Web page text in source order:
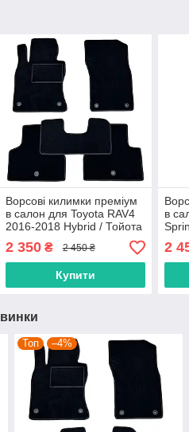
Ворсові килимки преміум
в салон для Toyota RAV4
2016-2018 Hybrid / Тойота
Рав4 килимки
2 350₴ 2 450 ₴
Купити
в
2
Топ –4%